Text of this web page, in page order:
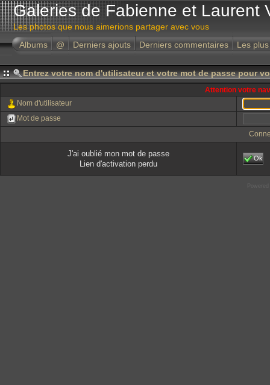
Galeries de Fabienne et Laurent
Les photos que nous aimerions partager avec vous
Albums
@ Derniers ajouts Derniers commentaires Les
Entrez votre nom d'utilisateur et votre mot de passe pour
Attention votre
Nom d'utilisateur
Mot de passe
J'ai oublié mon mot de passe
Lien d'activation perdu
Ok